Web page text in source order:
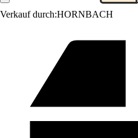
Verkauf durch:HORNBACH